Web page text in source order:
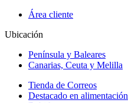
Área cliente
Ubicación
Península y Baleares
Canarias, Ceuta y Melilla
Tienda de Correos
Destacado en alimentación